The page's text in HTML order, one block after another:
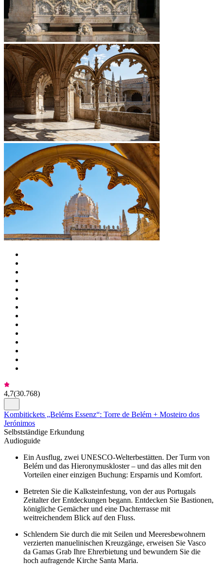
4,7(30.768)
Kombitickets „Beléms Essenz“: Torre de Belém + Mosteiro dos
Jerónimos
Selbstständige Erkundung
Audioguide
Ein Ausflug, zwei UNESCO-Welterbestätten. Der Turm von
Belém und das Hieronymuskloster – und das alles mit den
Vorteilen einer einzigen Buchung: Ersparnis und Komfort.
Betreten Sie die Kalksteinfestung, von der aus Portugals
Zeitalter der Entdeckungen begann. Entdecken Sie Bastionen,
königliche Gemächer und eine Dachterrasse mit
weitreichendem Blick auf den Fluss.
Schlendern Sie durch die mit Seilen und Meeresbewohnern
verzierten manuelinischen Kreuzgänge, erweisen Sie Vasco
da Gamas Grab Ihre Ehrerbietung und bewundern Sie die
hoch aufragende Kirche Santa Maria.